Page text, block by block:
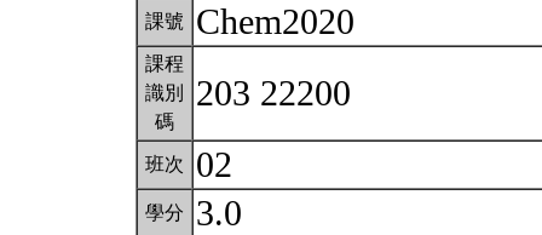
課號 Chem2020
課程
識別
碼
203 22200
班次 02
學分 3.0